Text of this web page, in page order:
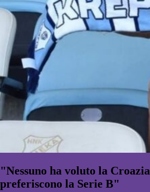
"Nessuno ha voluto la
preferiscono la Serie B"